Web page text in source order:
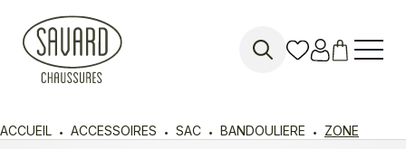
ACCUEIL ACCESSOIRES SAC BANDOULIERE ZONE